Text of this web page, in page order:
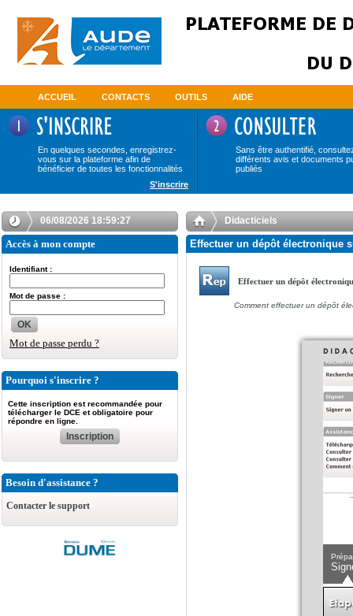
ACCUEIL CONTACTS OUTILS AIDE
En quelques secondes, enregistrez-
vous sur la plateforme afin de
bénéficier de toutes les fonctionnalités
Sans être authentifié,
différents avis et documents
publiés
S'inscrire
06/08/2026 18:59:27
Accès à mon compte
Identifiant :
Mot de passe :
OK
Mot de passe perdu ?
Pourquoi s'inscrire ?
Cette inscription est recommandée pour
télécharger le DCE et obligatoire pour
répondre en ligne.
Inscription
Besoin d'assistance ?
Contacter le support
Didacticiels
Effectuer un dépôt électronique
Effectuer un dépôt
Comment effectuer un dépôt